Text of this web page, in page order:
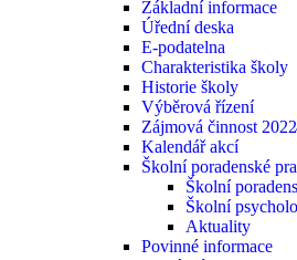
Základní informace
Úřední deska
E-podatelna
Charakteristika školy
Historie školy
Výběrová řízení
Zájmová činnost
Kalendář akcí
Školní poradenské
Školní
Školní
Aktuality
Povinné informace